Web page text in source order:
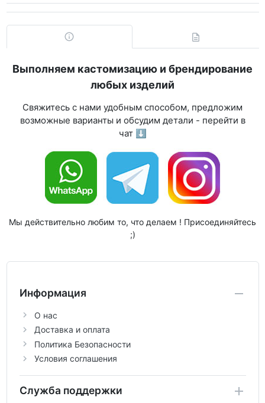
Выполняем кастомизацию и брендирование
любых изделий
Свяжитесь с нами удобным способом, предложим
возможные варианты и обсудим детали - перейти в
чат ⬇
Мы действительно любим то, что делаем ! Присоединяйтесь
;)
Информация
О нас
Доставка и оплата
Политика Безопасности
Условия соглашения
Служба поддержки